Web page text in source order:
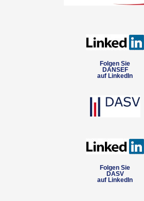
Folgen Sie
DANSEF
auf LinkedIn
Folgen Sie
DASV
auf LinkedIn